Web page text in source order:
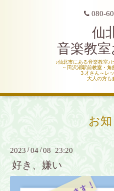
080-
仙
音楽教
♪仙北市にある音楽教室♪
～田沢湖駅前教室・角
３才さん～レ
大人の方も
お
2023 /04 /08 23:20
好き、嫌い